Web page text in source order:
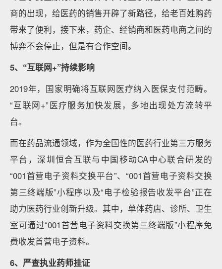
商的出现，给医药的销售开辟了新路径，给老百姓购药
带来了便利，接下来，药企、经销商和医药电商之间的
博弈不会停止，但是有合作空间。
5、“互联网+”持续影响
2019年，国家明确将互联网医疗纳入医保支付范畴。
“互联网+”医疗服务加快发展，多地出现处方流转平
台。
而在药品流通领域，作为全国性的医药行业第三方服务
平台，深圳恒合互联与中国移动CA中心联合研发的
“001首营电子资料交换平台”、“001首营电子资料交换
第三终端版”小程序以及“电子检验报告收发平台”正在
助力医药行业创新升级。其中，单体药店、诊所、卫生
室可通过“001首营电子资料交换第三终端版”小程序免
费收发首营电子资料。
6、严查执业药师挂证